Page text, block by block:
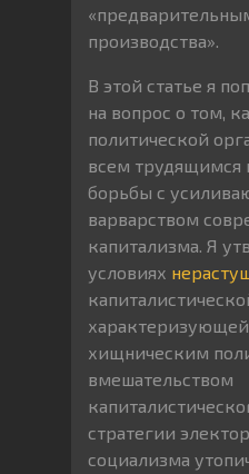
производства».
В этой статье я
на вопрос о том,
политической
всем трудящимся
борьбы с
варварством
капитализма. Я
условиях
хищническим
вмешательством
стратегии
социализма